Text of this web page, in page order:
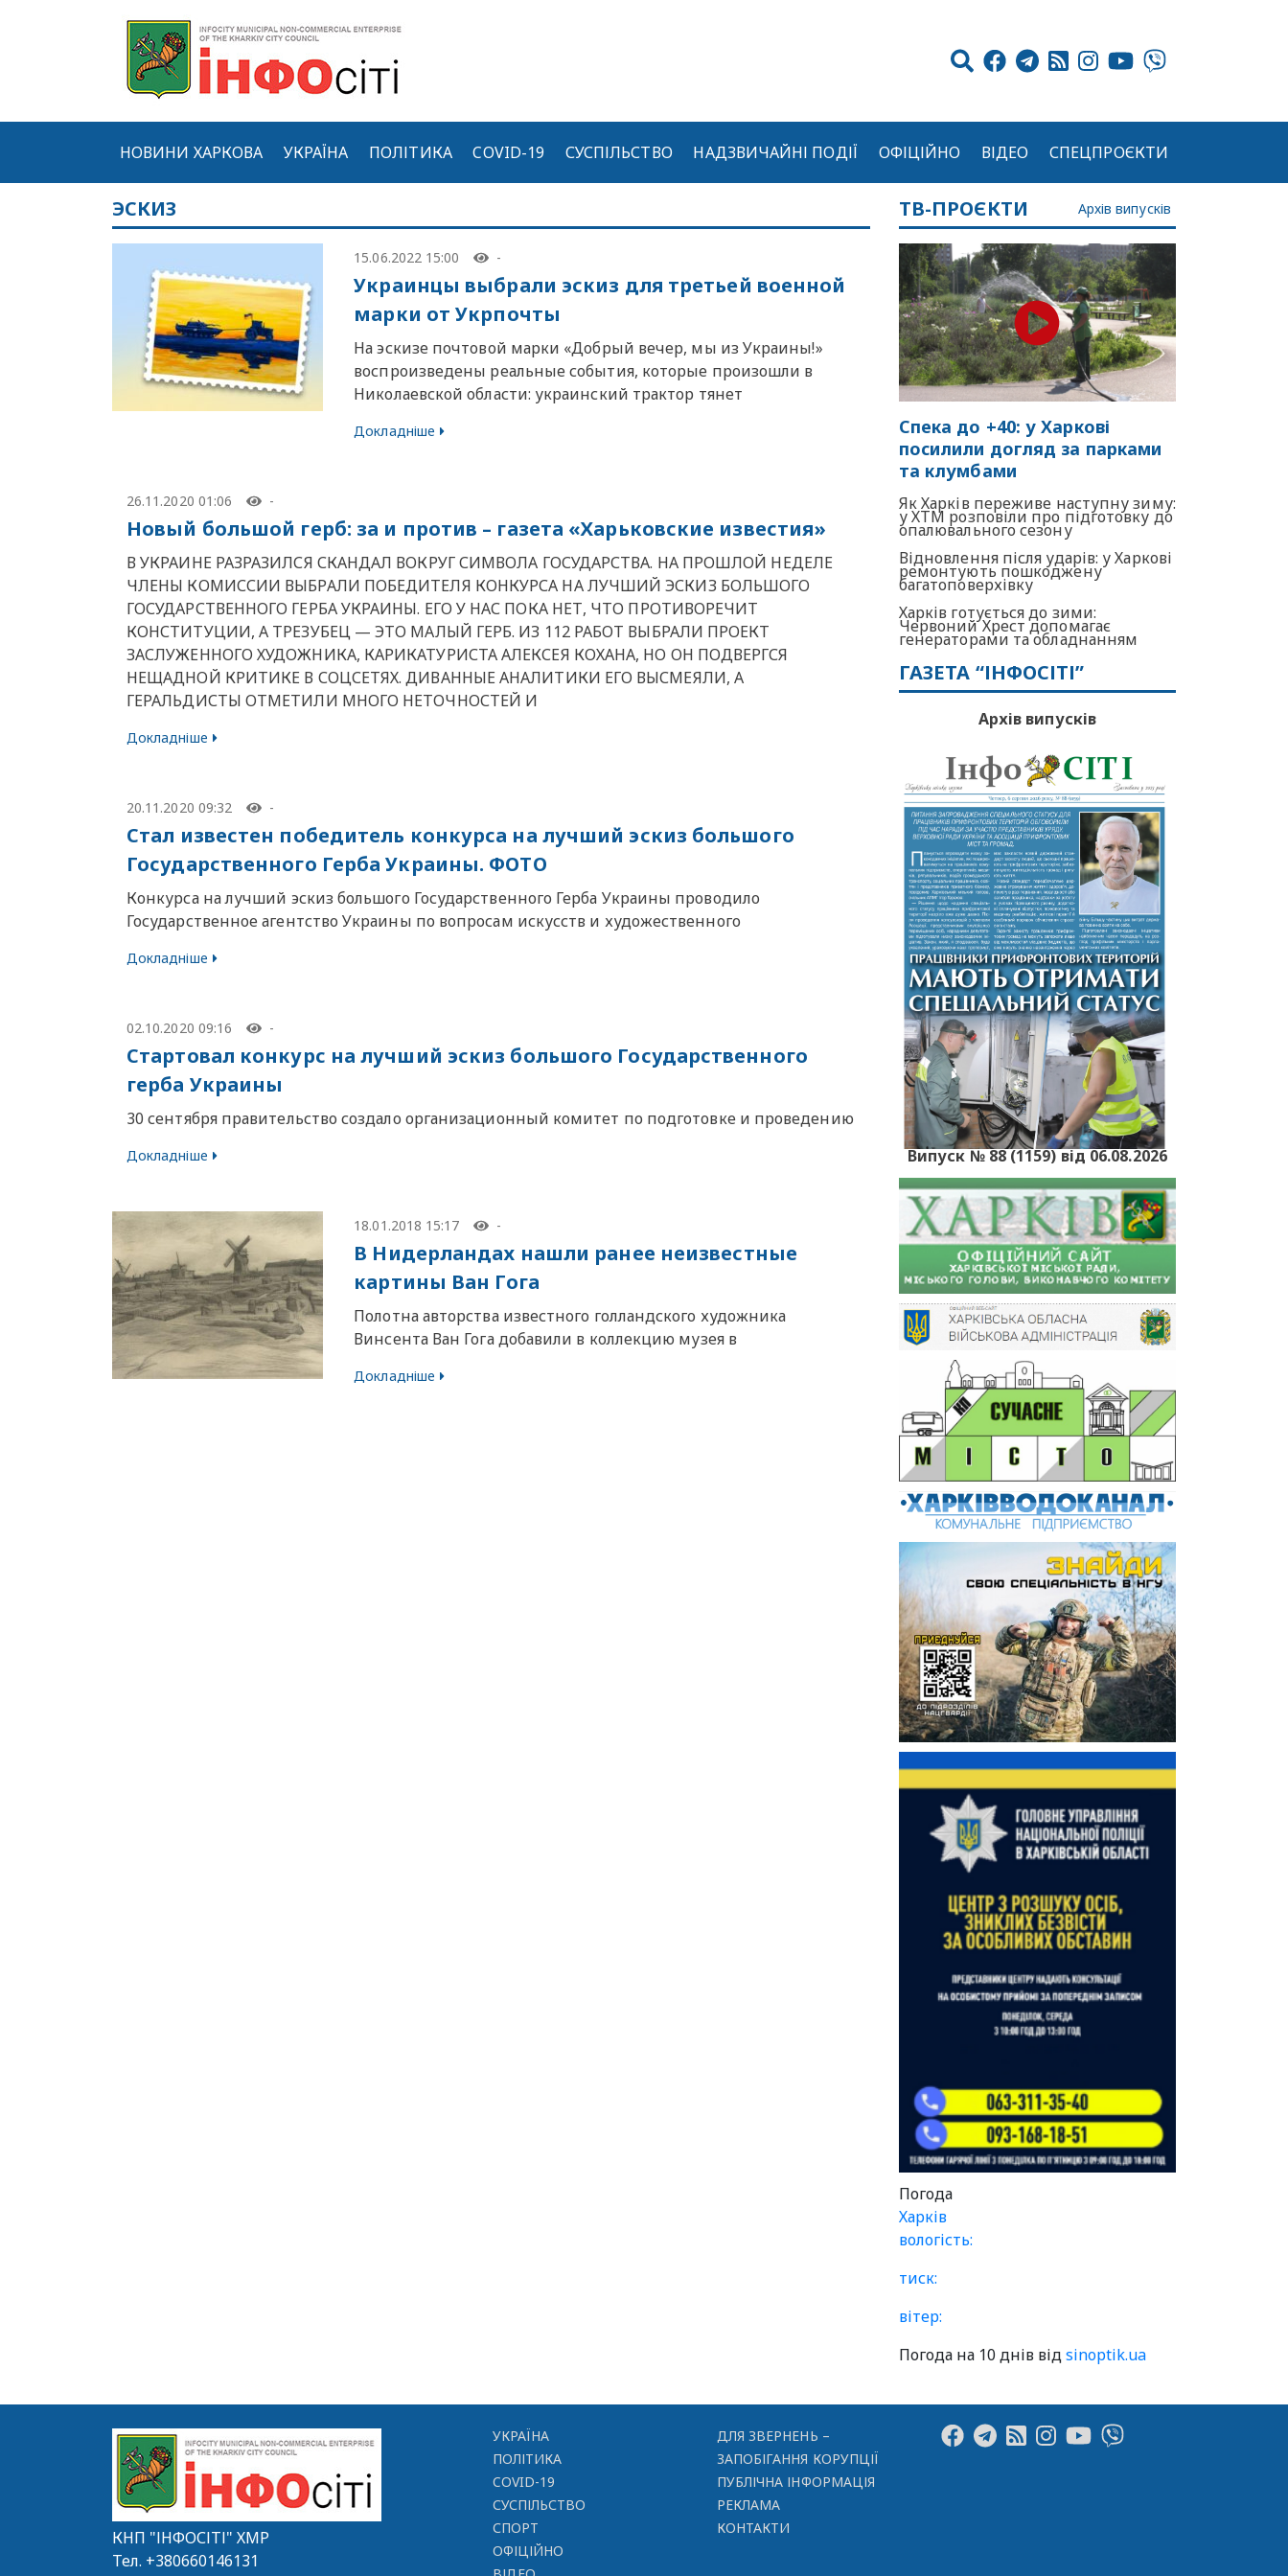
НОВИНИ ХАРКОВА УКРАЇНА ПОЛІТИКА COVID-19 СУСПІЛЬСТВО НАДЗВИЧАЙНІ ПОДІЇ ОФІЦІЙНО ВІДЕО СПЕЦПРОЄКТИ
ЭСКИЗ
15.06.2022 15:00 -
Украинцы выбрали эскиз для третьей военной
марки от Укрпочты
На эскизе почтовой марки «Добрый вечер, мы из Украины!»
воспроизведены реальные события, которые произошли в
Николаевской области: украинский трактор тянет
Докладніше
26.11.2020 01:06 -
Новый большой герб: за и против – газета «Харьковские известия»
В УКРАИНЕ РАЗРАЗИЛСЯ СКАНДАЛ ВОКРУГ СИМВОЛА ГОСУДАРСТВА. НА ПРОШЛОЙ НЕДЕЛЕ
ЧЛЕНЫ КОМИССИИ ВЫБРАЛИ ПОБЕДИТЕЛЯ КОНКУРСА НА ЛУЧШИЙ ЭСКИЗ БОЛЬШОГО
ГОСУДАРСТВЕННОГО ГЕРБА УКРАИНЫ. ЕГО У НАС ПОКА НЕТ, ЧТО ПРОТИВОРЕЧИТ
КОНСТИТУЦИИ, А ТРЕЗУБЕЦ — ЭТО МАЛЫЙ ГЕРБ. ИЗ 112 РАБОТ ВЫБРАЛИ ПРОЕКТ
ЗАСЛУЖЕННОГО ХУДОЖНИКА, КАРИКАТУРИСТА АЛЕКСЕЯ КОХАНА, НО ОН ПОДВЕРГСЯ
НЕЩАДНОЙ КРИТИКЕ В СОЦСЕТЯХ. ДИВАННЫЕ АНАЛИТИКИ ЕГО ВЫСМЕЯЛИ, А
ГЕРАЛЬДИСТЫ ОТМЕТИЛИ МНОГО НЕТОЧНОСТЕЙ И
Докладніше
20.11.2020 09:32 -
Стал известен победитель конкурса на лучший эскиз большого
Государственного Герба Украины. ФОТО
Конкурса на лучший эскиз большого Государственного Герба Украины проводило
Государственное агентство Украины по вопросам искусств и художественного
Докладніше
02.10.2020 09:16 -
Стартовал конкурс на лучший эскиз большого Государственного
герба Украины
30 сентября правительство создало организационный комитет по подготовке и проведению
Докладніше
18.01.2018 15:17 -
В Нидерландах нашли ранее неизвестные
картины Ван Гога
Полотна авторства известного голландского художника
Винсента Ван Гога добавили в коллекцию музея в
Докладніше
ТВ-ПРОЄКТИ Архів випусків
Спека до +40: у Харкові
посилили догляд за парками
та клумбами
Як Харків переживе наступну зиму:
у ХТМ розповіли про підготовку до
опалювального сезону
Відновлення після ударів: у Харкові
ремонтують пошкоджену
багатоповерхівку
Харків готується до зими:
Червоний Хрест допомагає
генераторами та обладнанням
ГАЗЕТА “ІНФОСІТІ”
Архів випусків
Випуск № 88 (1159) від 06.08.2026
Погода
Харків
вологість:
тиск:
вітер:
Погода на 10 днів відsinoptik.ua
КНП "ІНФОСІТІ" ХМР
Тел. +380660146131
УКРАЇНА
ПОЛІТИКА
COVID-19
СУСПІЛЬСТВО
СПОРТ
ОФІЦІЙНО
ДЛЯ ЗВЕРНЕНЬ –
ЗАПОБІГАННЯ КОРУПЦІЇ
ПУБЛІЧНА ІНФОРМАЦІЯ
РЕКЛАМА
КОНТАКТИ